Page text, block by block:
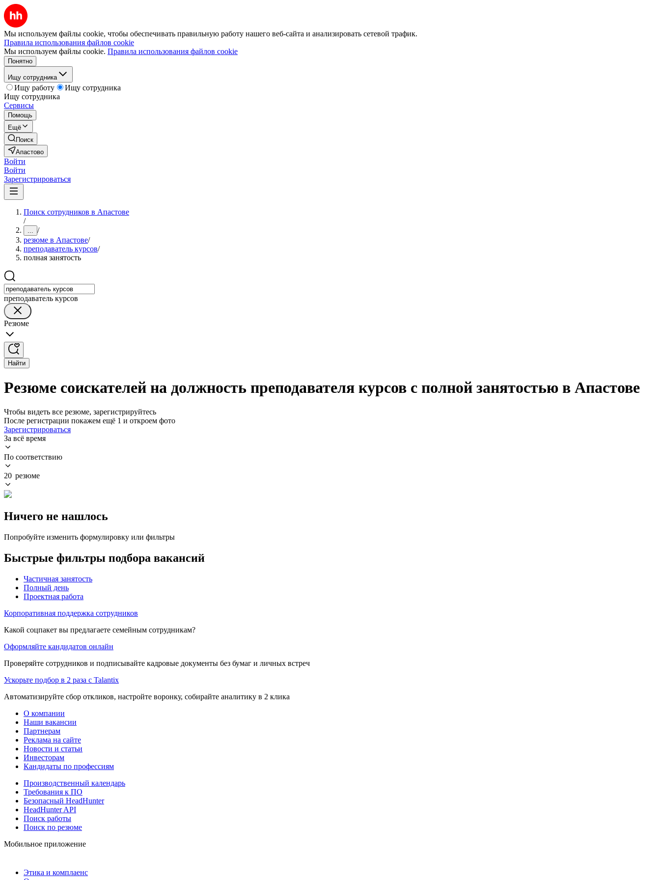
Мы используем файлы cookie, чтобы обеспечивать правильную работу нашего веб-сайта и анализировать сетевой трафик.
Правила использования файлов cookie
Мы используем файлы cookie. Правила использования файлов cookie
Понятно
Ищу сотрудника
Ищу работу
Ищу сотрудника
Ищу сотрудника
Сервисы
Помощь
Ещё
Поиск
Апастово
Войти
Войти
Зарегистрироваться
Поиск сотрудников в Апастове
/
... /
резюме в Апастове/
преподаватель курсов/
полная занятость
преподаватель курсов
Резюме
Найти
Резюме соискателей на должность преподавателя курсов с полной занятостью в Апастове
Чтобы видеть все резюме, зарегистрируйтесь
После регистрации покажем ещё 1 и откроем фото
Зарегистрироваться
За всё время
По соответствию
20 резюме
Ничего не нашлось
Попробуйте изменить формулировку или фильтры
Быстрые фильтры подбора вакансий
Частичная занятость
Полный день
Проектная работа
Корпоративная поддержка сотрудников
Какой соцпакет вы предлагаете семейным сотрудникам?
Оформляйте кандидатов онлайн
Проверяйте сотрудников и подписывайте кадровые документы без бумаг и личных встреч
Ускорьте подбор в 2 раза с Talantix
Автоматизируйте сбор откликов, настройте воронку, собирайте аналитику в 2 клика
О компании
Наши вакансии
Партнерам
Реклама на сайте
Новости и статьи
Инвесторам
Кандидаты по профессиям
Производственный календарь
Требования к ПО
Безопасный HeadHunter
HeadHunter API
Поиск работы
Поиск по резюме
Мобильное приложение
Этика и комплаенс